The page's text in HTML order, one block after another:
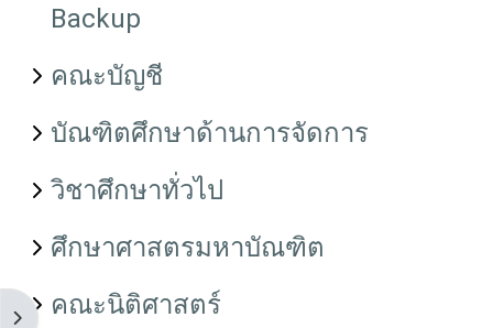
ເປີດລິ້ນຊັກບລັອກ
Backup
คณะบัญชี
บัณฑิตศึกษาด้านการจัดการ
วิชาศึกษาทั่วไป
ศึกษาศาสตรมหาบัณฑิต
คณะนิติศาสตร์